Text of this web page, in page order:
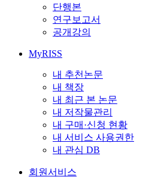
단행본
연구보고서
공개강의
MyRISS
내 추천논문
내 책장
내 최근 본 논문
내 저작물관리
내 구매·신청 현황
내 서비스 사용권한
내 관심 DB
회원서비스